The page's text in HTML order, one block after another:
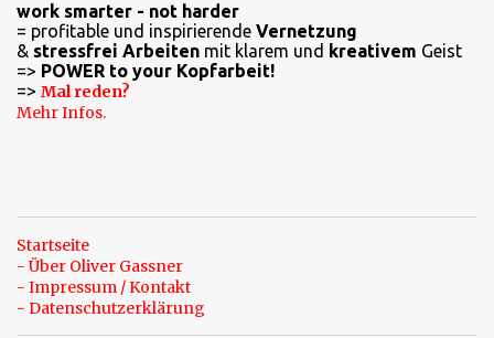
t
a
r
e
work smarter - not harder
= profitable und inspirierende Vernetzung
& stressfrei Arbeiten mit klarem und kreativem Geist
=> POWER to your Kopfarbeit!
=> Mal reden?
Mehr Infos.
Startseite
- Über Oliver Gassner
- Impressum / Kontakt
- Datenschutzerklärung